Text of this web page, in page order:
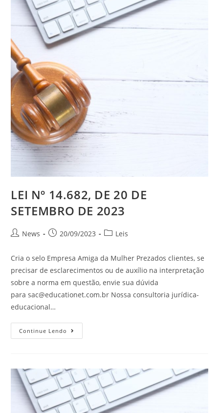
LEI Nº 14.682, DE 20 DE
SETEMBRO DE 2023
News 20/09/2023 Leis
Cria o selo Empresa Amiga da Mulher Prezados clientes, se
precisar de esclarecimentos ou de auxílio na interpretação
sobre a norma em questão, envie sua dúvida
parasac@educationet.com.br Nossa consultoria jurídica-
educacional…
Continue Lendo